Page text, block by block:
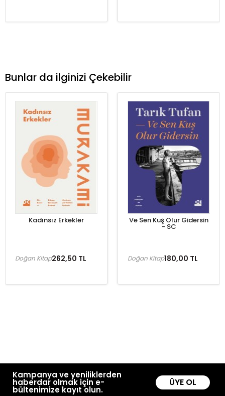
Bunlar da ilginizi Çekebilir
Kadınsız Erkekler
262,50 TL
Doğan Kitap
Ve Sen Kuş Olur Gidersin
- SC
180,00 TL
Doğan Kitap
Kampanya ve yeniliklerden
haberdar olmak için e-
bültenimize kayıt olun.
ÜYE OL